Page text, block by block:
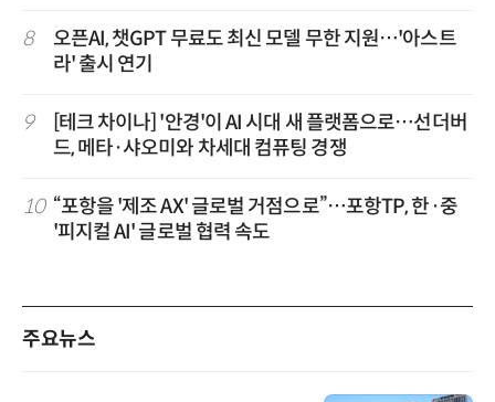
8
오픈AI, 챗GPT 무료도 최신 모델 무한 지원…'아스트
라' 출시 연기
9
[테크 차이나] '안경'이 AI 시대 새 플랫폼으로…선더버
드, 메타·샤오미와 차세대 컴퓨팅 경쟁
10 “포항을 '제조 AX' 글로벌 거점으로”…포항TP, 한·중
'피지컬 AI' 글로벌 협력 속도
주요뉴스